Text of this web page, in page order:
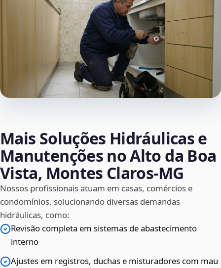
Mais Soluções Hidráulicas e
Manutenções no Alto da Boa
Vista, Montes Claros‑MG
Nossos profissionais atuam em casas, comércios e
condomínios, solucionando diversas demandas
hidráulicas, como:
Revisão completa em sistemas de abastecimento
interno
Ajustes em registros, duchas e misturadores com mau